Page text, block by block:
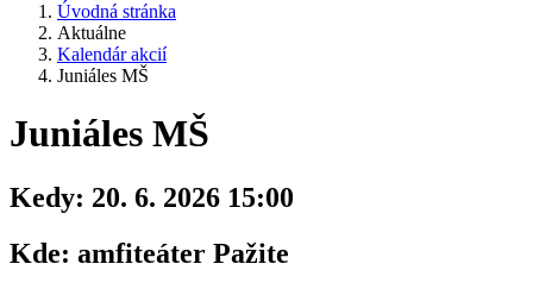
Úvodná stránka
Aktuálne
Kalendár akcií
Juniáles MŠ
Juniáles MŠ
Kedy: 20. 6. 2026 15:00
Kde: amfiteáter Pažite